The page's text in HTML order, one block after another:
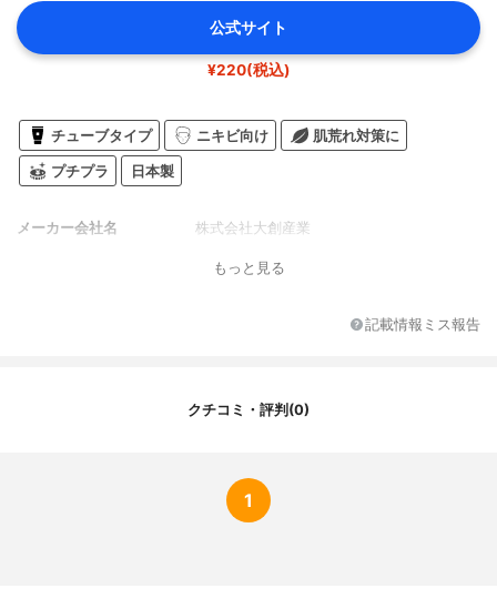
公式サイト
¥220(税込)
チューブタイプ ニキビ向け 肌荒れ対策に
プチプラ 日本製
メーカー会社名 株式会社大創産業
もっと見る
記載情報ミス報告
クチコミ・評判(0)
1